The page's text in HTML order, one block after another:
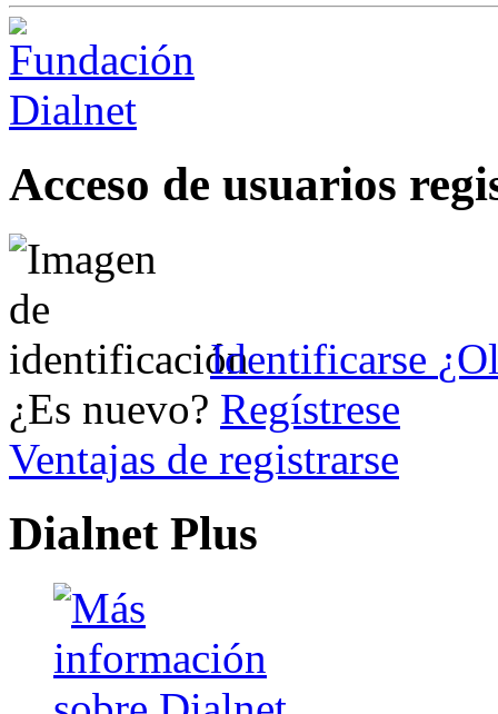
Acceso de usuarios
Identificarse
¿Es nuevo? Regístrese
Ventajas de registrarse
Dialnet Plus